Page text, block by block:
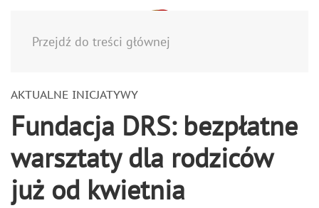
Przejdź do treści głównej
AKTUALNE INICJATYWY
Fundacja DRS: bezpłatne
warsztaty dla rodziców
już od kwietnia